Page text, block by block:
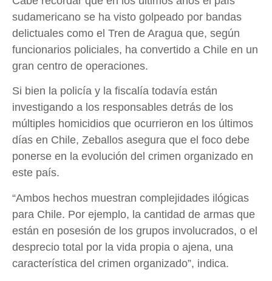
sudamericano se ha visto golpeado por bandas
delictuales como el Tren de Aragua que, según
funcionarios policiales, ha convertido a Chile en un
gran centro de operaciones.
Si bien la policía y la fiscalía todavía están
investigando a los responsables detrás de los
múltiples homicidios que ocurrieron en los últimos
días en Chile, Zeballos asegura que el foco debe
ponerse en la evolución del crimen organizado en
este país.
“Ambos hechos muestran complejidades ilógicas
para Chile. Por ejemplo, la cantidad de armas que
están en posesión de los grupos involucrados, o el
desprecio total por la vida propia o ajena, una
característica del crimen organizado”, indica.